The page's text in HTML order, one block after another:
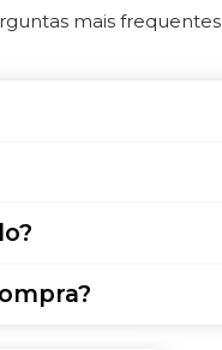
mais frequentes